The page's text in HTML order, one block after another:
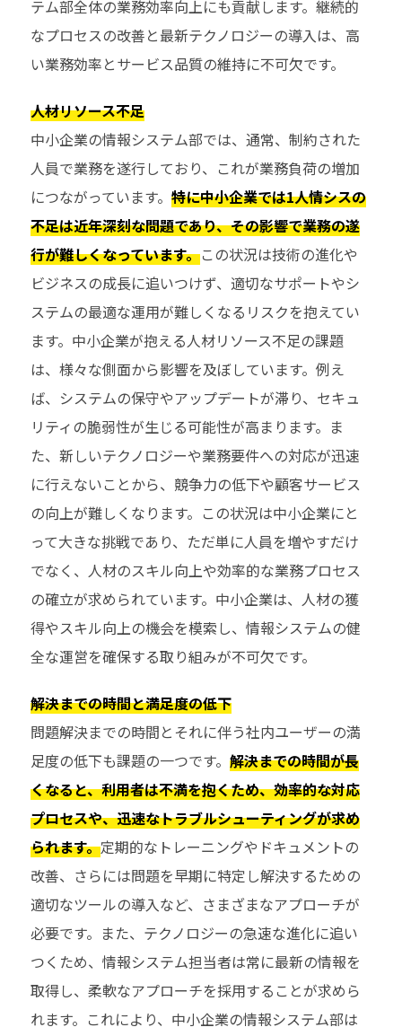
テム部全体の業務効率向上にも貢献します。継続的
なプロセスの改善と最新テクノロジーの導入は、高
い業務効率とサービス品質の維持に不可欠です。
人材リソース不足
中小企業の情報システム部では、通常、制約された
人員で業務を遂行しており、これが業務負荷の増加
につながっています。 特に中小企業では1人情シスの
不足は近年深刻な問題であり、その影響で業務の遂
行が難しくなっています。この状況は技術の進化や
ビジネスの成長に追いつけず、適切なサポートやシ
ステムの最適な運用が難しくなるリスクを抱えてい
ます。中小企業が抱える人材リソース不足の課題
は、様々な側面から影響を及ぼしています。例え
ば、システムの保守やアップデートが滞り、セキュ
リティの脆弱性が生じる可能性が高まります。ま
た、新しいテクノロジーや業務要件への対応が迅速
に行えないことから、競争力の低下や顧客サービス
の向上が難しくなります。この状況は中小企業にと
って大きな挑戦であり、ただ単に人員を増やすだけ
でなく、人材のスキル向上や効率的な業務プロセス
の確立が求められています。中小企業は、人材の獲
得やスキル向上の機会を模索し、情報システムの健
全な運営を確保する取り組みが不可欠です。
解決までの時間と満足度の低下
問題解決までの時間とそれに伴う社内ユーザーの満
足度の低下も課題の一つです。 解決までの時間が長
くなると、利用者は不満を抱くため、効率的な対応
プロセスや、迅速なトラブルシューティングが求め
られます。定期的なトレーニングやドキュメントの
改善、さらには問題を早期に特定し解決するための
適切なツールの導入など、さまざまなアプローチが
必要です。また、テクノロジーの急速な進化に追い
つくため、情報システム担当者は常に最新の情報を
取得し、柔軟なアプローチを採用することが求めら
れます。これにより、中小企業の情報システム部は